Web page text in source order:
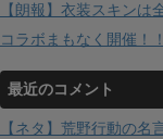
【朗報】衣装スキン
コラボまもなく開催！
最近のコメント
【ネタ】荒野行動の